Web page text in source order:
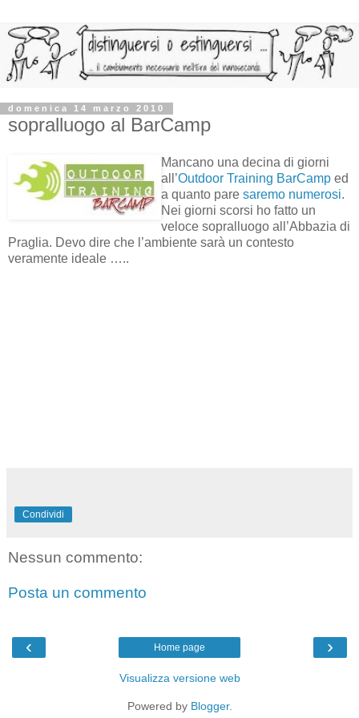
domenica 14 marzo 2010
sopralluogo al BarCamp
Mancano una decina di giorni
all’Outdoor Training BarCamp ed
a quanto pare saremo numerosi.
Nei giorni scorsi ho fatto un
veloce sopralluogo all’Abbazia di
Praglia. Devo dire che l’ambiente sarà un contesto
veramente ideale …..
Condividi
Nessun commento:
Posta un commento
‹ ›
Home page
Visualizza versione web
Powered by Blogger.